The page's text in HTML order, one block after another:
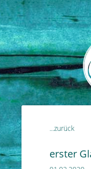
...zurück
erster